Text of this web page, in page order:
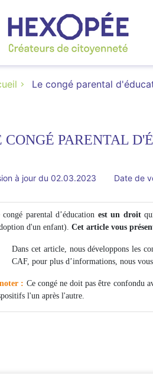
Le congé parental
CONGÉ PARENTAL
à jour du 02.03.2023 Date de
congé parental d’éducation est un droitqui
d'un enfant). Cet article vous
Dans cet article, nous développons les
CAF, pour plus d’informations, nous
: Ce congé ne doit pas être confondu
l'un après l'autre.